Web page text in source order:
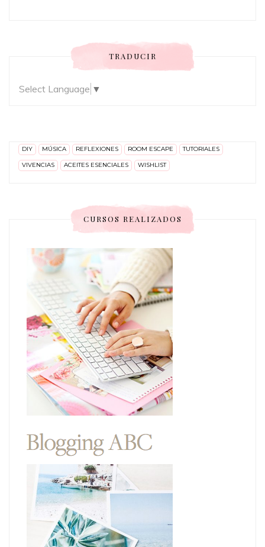
TRADUCIR
Select Language ▼
DIY MÚSICA REFLEXIONES ROOM ESCAPE TUTORIALES
VIVENCIAS ACEITES ESENCIALES WISHLIST
CURSOS REALIZADOS